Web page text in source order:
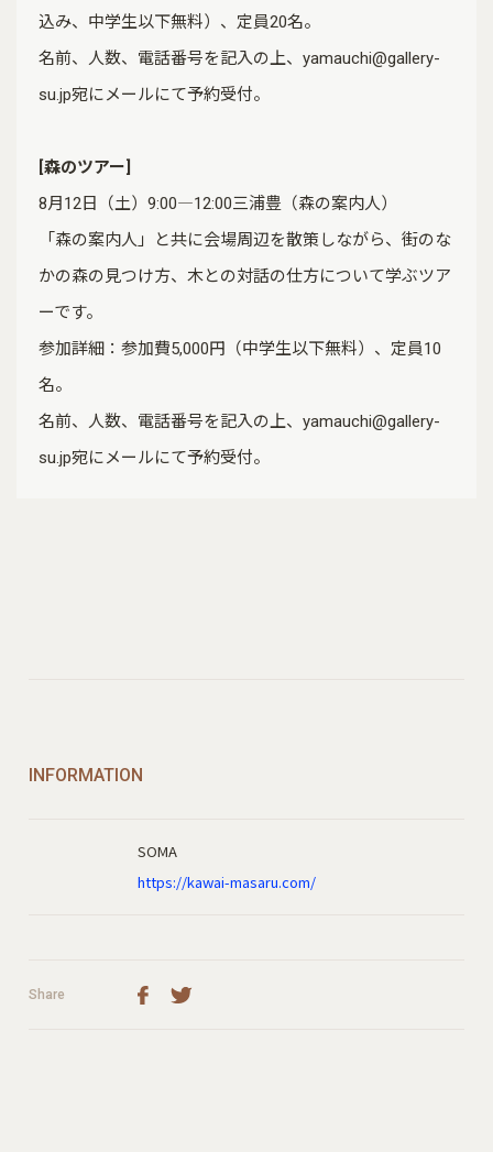
込み、中学生以下無料）、定員20名。
名前、人数、電話番号を記入の上、yamauchi@gallery-
su.jp宛にメールにて予約受付。
[森のツアー]
8月12日（土）9:00―12:00三浦豊（森の案内人）
「森の案内人」と共に会場周辺を散策しながら、街のな
かの森の見つけ方、木との対話の仕方について学ぶツア
ーです。
参加詳細：参加費5,000円（中学生以下無料）、定員10
名。
名前、人数、電話番号を記入の上、yamauchi@gallery-
su.jp宛にメールにて予約受付。
INFORMATION
SOMA
https://kawai-masaru.com/
Share